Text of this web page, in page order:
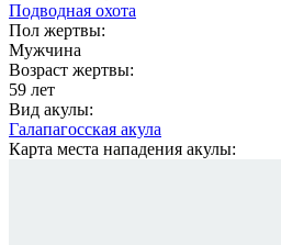
Подводная охота
Пол жертвы:
Мужчина
Возраст жертвы:
59 лет
Вид акулы:
Галапагосская акула
Карта места нападения акулы: